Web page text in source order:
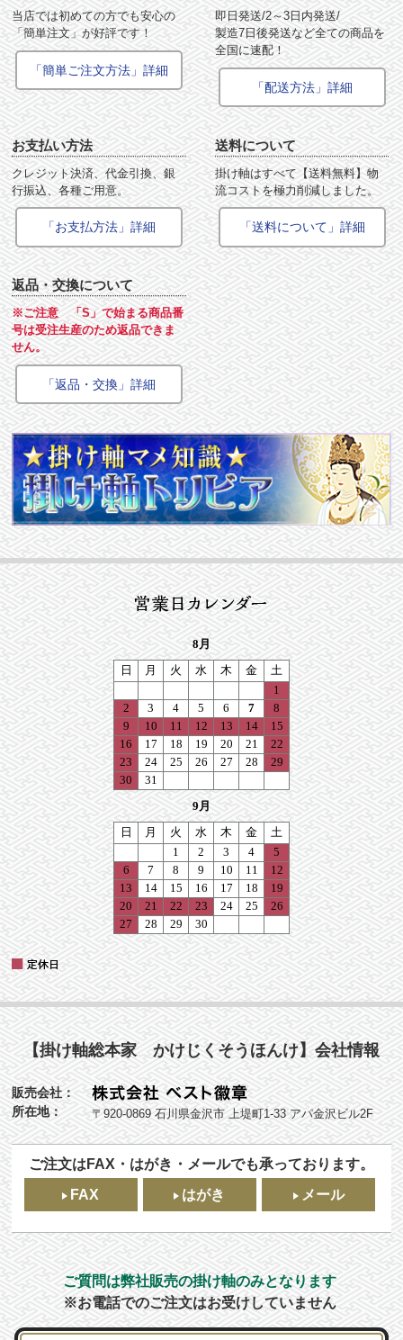
当店では初めての方でも安心の
「簡単注文」が好評です！
「簡単ご注文方法」詳細
即日発送/2～3日内発送/
製造7日後発送など全ての商品を
全国に速配！
「配送方法」詳細
お支払い方法
クレジット決済、代金引換、銀
行振込、各種ご用意。
「お支払方法」詳細
送料について
掛け軸はすべて【送料無料】物
流コストを極力削減しました。
「送料について」詳細
返品・交換について
※ご注意 「S」で始まる商品番
号は受注生産のため返品できま
せん。
「返品・交換」詳細
【掛け軸総本家 かけじくそうほんけ】会社情報
販売会社：
所在地：
〒920-0869 石川県金沢市 上堤町1-33 アパ金沢ビル2F
ご注文はFAX・はがき・メールでも承っております。
FAX
はがき メール
ご質問は弊社販売の掛け軸のみとなります
※お電話でのご注文はお受けしていません